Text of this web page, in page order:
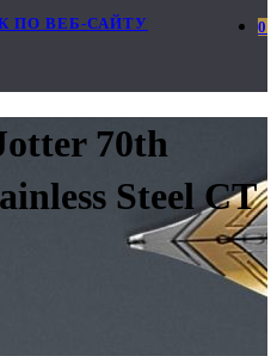
0
ПО ВЕБ-САЙТУ
70th
Steel CT